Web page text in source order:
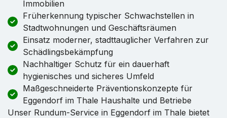
Immobilien
Früherkennung typischer Schwachstellen in
Stadtwohnungen und Geschäftsräumen
Einsatz moderner, stadttauglicher Verfahren zur
Schädlingsbekämpfung
Nachhaltiger Schutz für ein dauerhaft
hygienisches und sicheres Umfeld
Maßgeschneiderte Präventionskonzepte für
Eggendorf im Thale Haushalte und Betriebe
Unser Rundum-Service in Eggendorf im Thale bietet